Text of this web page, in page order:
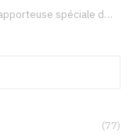
Francesca Albanese, rapporteuse spéciale de l’ONU sur les territoires palestiniens occupés, était à Tunis pour…
(77)